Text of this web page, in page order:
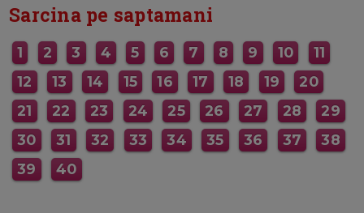
Sarcina pe saptamani
1 2 3 4 5 6 7 8 9 10
11
12
13 14 15 16 17 18 19
20
21
22 23 24 25 26 27 28
29
30
31 32 33 34 35 36 37
38
39
40